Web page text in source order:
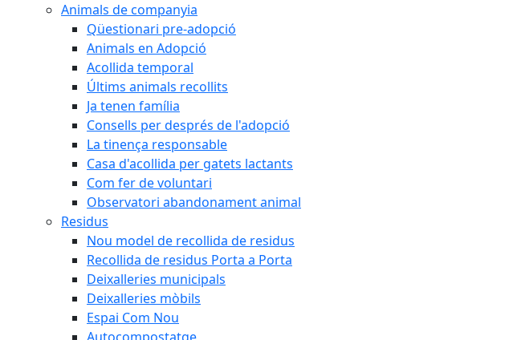
Animals de companyia
Qüestionari pre-adopció
Animals en Adopció
Acollida temporal
Últims animals recollits
Ja tenen família
Consells per després de l'adopció
La tinença responsable
Casa d'acollida per gatets lactants
Com fer de voluntari
Observatori abandonament animal
Residus
Nou model de recollida de residus
Recollida de residus Porta a Porta
Deixalleries municipals
Deixalleries mòbils
Espai Com Nou